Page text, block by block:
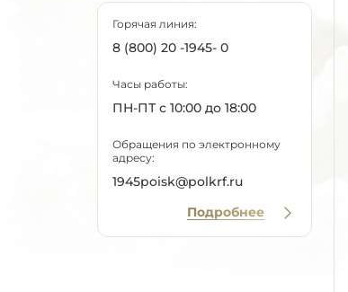
Горячая линия:
8 (800) 20 -1945- 0
Часы работы:
ПН-ПТ с 10:00 до 18:00
Обращения по электронному
адресу:
1945poisk@polkrf.ru
Подробнее